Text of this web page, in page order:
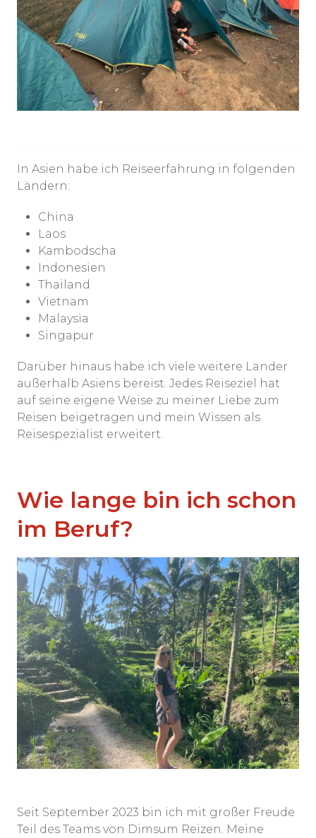
In Asien habe ich Reiseerfahrung in folgenden
Ländern:
China
Laos
Kambodscha
Indonesien
Thailand
Vietnam
Malaysia
Singapur
Darüber hinaus habe ich viele weitere Länder
außerhalb Asiens bereist. Jedes Reiseziel hat
auf seine eigene Weise zu meiner Liebe zum
Reisen beigetragen und mein Wissen als
Reisespezialist erweitert.
Wie lange bin ich schon
im Beruf?
Seit September 2023 bin ich mit großer Freude
Teil des Teams von Dimsum Reizen. Meine